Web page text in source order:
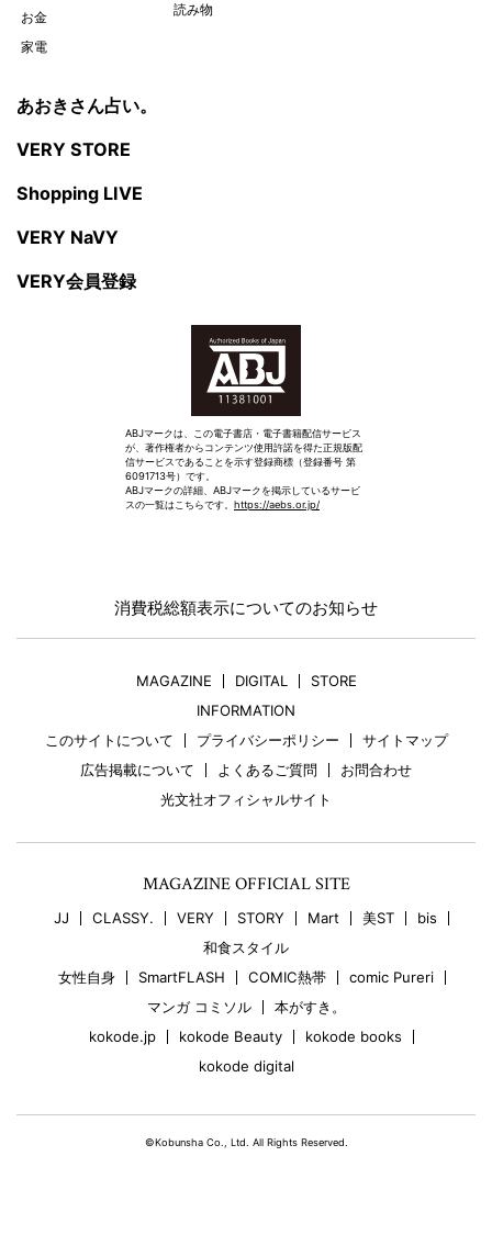
お金
家電
読み物
あおきさん占い。
VERY STORE
Shopping LIVE
VERY NaVY
VERY会員登録
ABJマークは、この電子書店・電子書籍配信サービス
が、著作権者からコンテンツ使用許諾を得た正規版配
信サービスであることを示す登録商標（登録番号 第
6091713号）です。
ABJマークの詳細、ABJマークを掲示しているサービ
スの一覧はこちらです。 https://aebs.or.jp/
消費税総額表示についてのお知らせ
MAGAZINE DIGITAL
STORE
INFORMATION
このサイトについて
プライバシーポリシー
サイトマップ
広告掲載について
よくあるご質問
お問合わせ
光文社オフィシャルサイト
MAGAZINE OFFICIAL SITE
JJ CLASSY. VERY STORY Mart 美ST
bis
和食スタイル
女性自身
SmartFLASH COMIC熱帯
comic Pureri
マンガ コミソル
本がすき。
kokode.jp
kokode Beauty
kokode books
kokode digital
©Kobunsha Co., Ltd. All Rights Reserved.